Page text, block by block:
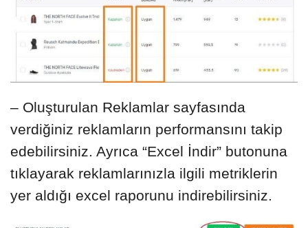
– Oluşturulan Reklamlar sayfasında
verdiğiniz reklamların performansını takip
edebilirsiniz. Ayrıca “Excel İndir” butonuna
tıklayarak reklamlarınızla ilgili metriklerin
yer aldığı excel raporunu indirebilirsiniz.